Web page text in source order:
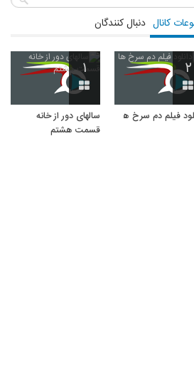
کانال دنبال کنندگان
۲
فیلم دم سرخ ها
۱
سالهای دور از خانه
قسمت هشتم